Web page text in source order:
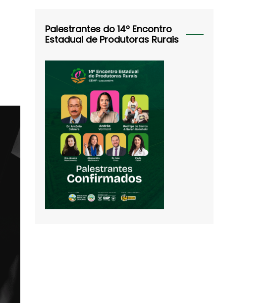
Palestrantes do 14º Encontro
Estadual de Produtoras Rurais